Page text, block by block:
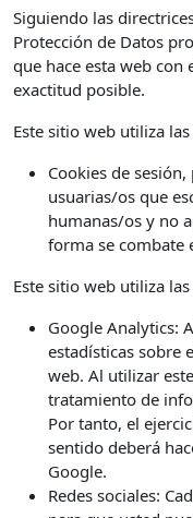
Siguiendo las
Protección de Datos
que hace esta web
exactitud posible.
Este sitio web utiliza
Cookies de
usuarias/os que
humanas/os y no
forma se combate
Este sitio web utiliza
Google Analytics:
estadísticas sobre
web. Al utilizar
tratamiento de
Por tanto, el
sentido deberá
Google.
Redes sociales: